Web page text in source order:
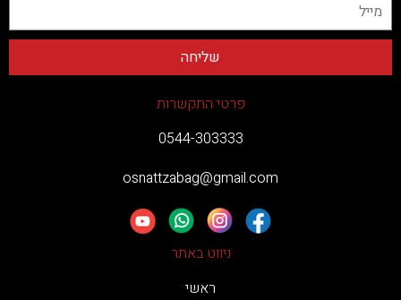
פרטי התקשרות
0544-303333
osnattzabag@gmail.com
ניווט באתר
ראשי